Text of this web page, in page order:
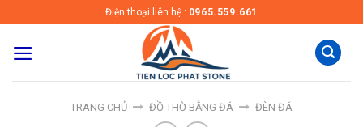
to
content
Điện thoại liên hệ : 0965.559.661
TRANG CHỦ ĐỒ THỜ BẰNG ĐÁ ĐÈN ĐÁ